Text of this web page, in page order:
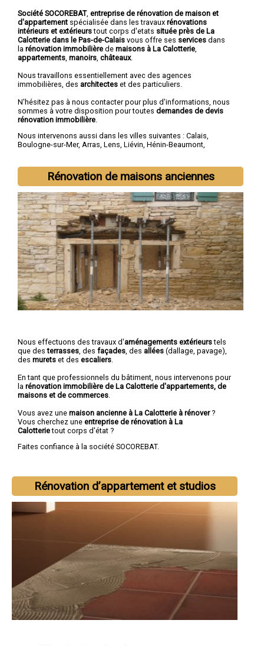
Société SOCOREBAT, entreprise de rénovation de maison et
d'appartement spécialisée dans les travaux rénovations
intérieurs et extérieurstout corps d'etats située près de La
Calotterie dans le Pas-de-Calais vous offre ses services dans
la rénovation immobilière de maisons à La Calotterie
appartements manoirs châteaux.
Nous travaillons essentiellement avec des agences
immobilières, des architectes et des particuliers.
N'hésitez pas à nous contacter pour plus d'informations, nous
sommes à votre disposition pour toutes demandes de devis
rénovation immobilière
Nous intervenons aussi dans les villes suivantes : Calais,
Boulogne-sur-Mer, Arras, Lens, Liévin, Hénin-Beaumont,
Rénovation de maisons anciennes
Nous effectuons des travaux d'aménagements extérieurstels
que desterrasses , des façades , des allées (dallage, pavage),
des murets et des escaliers
En tant que professionnels du bâtiment, nous intervenons pour
la rénovation immobilière de La Calotterie d'appartements, de
maisons et de commerces
Vous avez une maison ancienne à La Calotterie à rénover?
Vous cherchez une entreprise de rénovation à La
Calotterietout corps d'état ?
Faites confiance à la société SOCOREBAT.
Rénovation d’appartement et studios